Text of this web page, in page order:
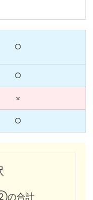
○
○
×
○
合計